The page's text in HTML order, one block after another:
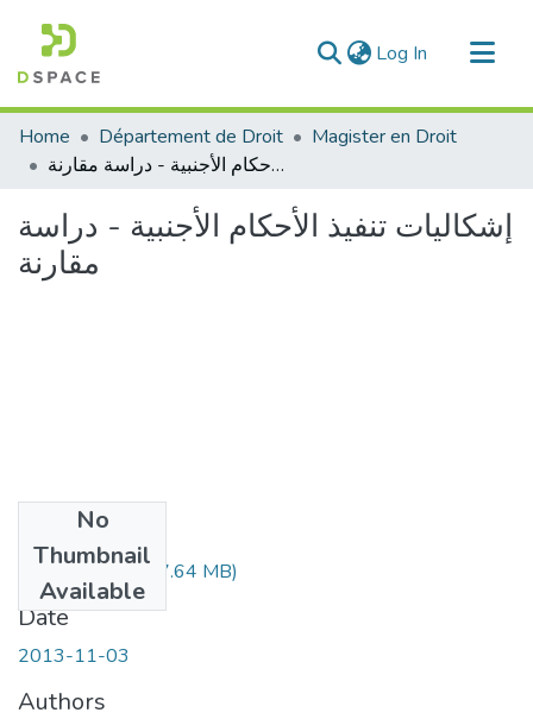
Log In (current)
Communities & Collections
All of DSpace
Home Département de Droit
Magister en Droit
إشكاليات تنفيذ الأحكام الأجنبية - دراسة مقارنة
إشكاليات تنفيذ الأحكام الأجنبية - دراسة
مقارنة
No
Thumbnail
Available
abdennour.pdf(47.64 MB)
Date
2013-11-03
Authors